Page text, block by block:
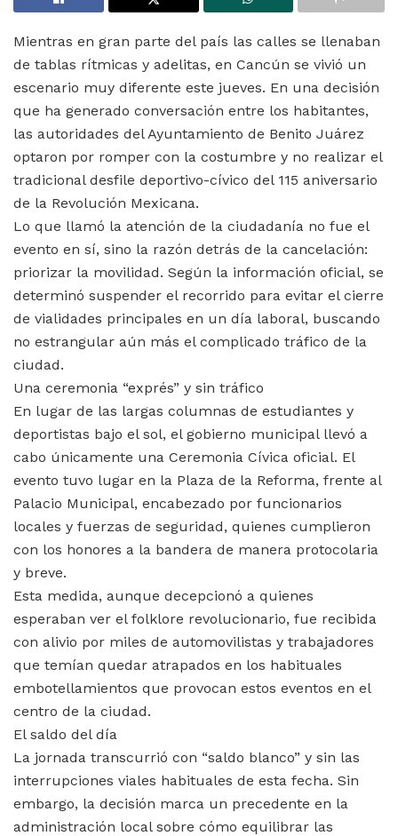
Mientras en gran parte del país las calles se llenaban
de tablas rítmicas y adelitas, en Cancún se vivió un
escenario muy diferente este jueves. En una decisión
que ha generado conversación entre los habitantes,
las autoridades del Ayuntamiento de Benito Juárez
optaron por romper con la costumbre y no realizar el
tradicional desfile deportivo-cívico del 115 aniversario
de la Revolución Mexicana.
Lo que llamó la atención de la ciudadanía no fue el
evento en sí, sino la razón detrás de la cancelación:
priorizar la movilidad. Según la información oficial, se
determinó suspender el recorrido para evitar el cierre
de vialidades principales en un día laboral, buscando
no estrangular aún más el complicado tráfico de la
ciudad.
Una ceremonia “exprés” y sin tráfico
En lugar de las largas columnas de estudiantes y
deportistas bajo el sol, el gobierno municipal llevó a
cabo únicamente una Ceremonia Cívica oficial. El
evento tuvo lugar en la Plaza de la Reforma, frente al
Palacio Municipal, encabezado por funcionarios
locales y fuerzas de seguridad, quienes cumplieron
con los honores a la bandera de manera protocolaria
y breve.
Esta medida, aunque decepcionó a quienes
esperaban ver el folklore revolucionario, fue recibida
con alivio por miles de automovilistas y trabajadores
que temían quedar atrapados en los habituales
embotellamientos que provocan estos eventos en el
centro de la ciudad.
El saldo del día
La jornada transcurrió con “saldo blanco” y sin las
interrupciones viales habituales de esta fecha. Sin
embargo, la decisión marca un precedente en la
administración local sobre cómo equilibrar las